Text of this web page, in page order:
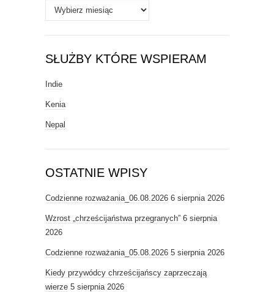
Archiwa
SŁUŻBY KTÓRE WSPIERAM
Indie
Kenia
Nepal
OSTATNIE WPISY
Codzienne rozważania_06.08.2026 6 sierpnia 2026
Wzrost „chrześcijaństwa przegranych” 6 sierpnia
2026
Codzienne rozważania_05.08.2026 5 sierpnia 2026
Kiedy przywódcy chrześcijańscy zaprzeczają
wierze 5 sierpnia 2026